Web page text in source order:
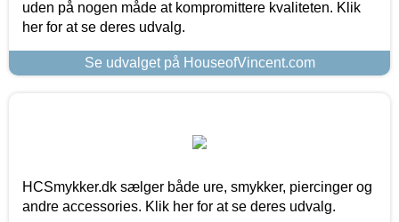
uden på nogen måde at kompromittere kvaliteten. Klik
her for at se deres udvalg.
Se udvalget på HouseofVincent.com
HCSmykker.dk sælger både ure, smykker, piercinger og
andre accessories. Klik her for at se deres udvalg.